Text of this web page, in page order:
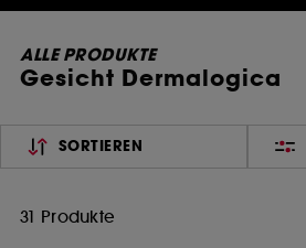
ALLE PRODUKTE
Gesicht Dermalogica
SORTIEREN
31 Produkte